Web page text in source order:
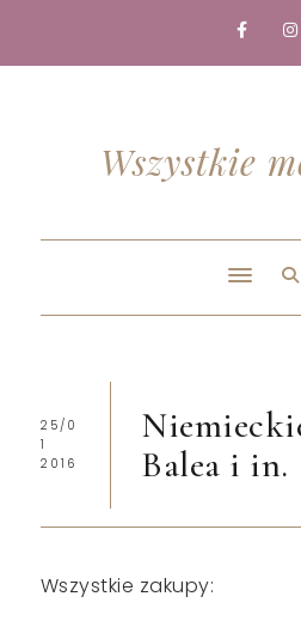
Wszystkie
25/0
1
2016
Balea i in.
Wszystkie zakupy: